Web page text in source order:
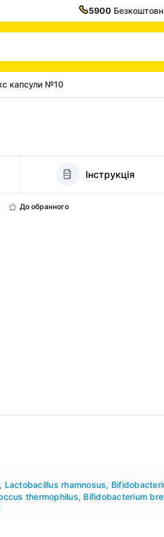
5900
капсули №10
Інструкція
До обранного
, Lactobacillus rhamnosus,
thermophilus, Bifidobacterium